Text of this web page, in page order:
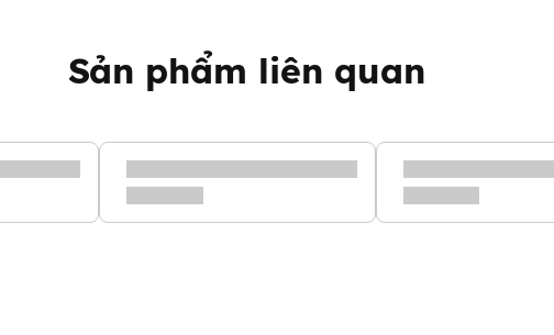
100% silicon
chứa BPA,
bé yêu của
cả ngày
Sản phẩm liên quan